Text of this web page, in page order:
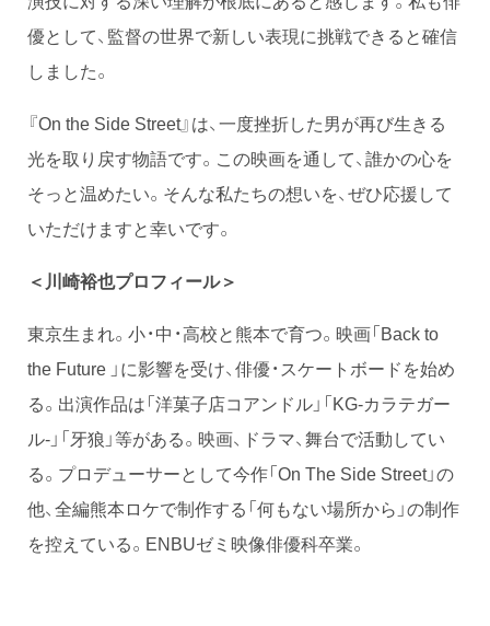
優として、監督の世界で新しい表現に挑戦できると確信
しました。
『On the Side Street』は、一度挫折した男が再び生きる
光を取り戻す物語です。この映画を通して、誰かの心を
そっと温めたい。そんな私たちの想いを、ぜひ応援して
いただけますと幸いです。
＜川崎裕也プロフィール＞
東京生まれ。小・中・高校と熊本で育つ。映画「Back to
the Future 」に影響を受け、俳優・スケートボードを始め
る。出演作品は「洋菓子店コアンドル」「KG-カラテガー
ル-」「牙狼」等がある。映画、ドラマ、舞台で活動してい
る。プロデューサーとして今作「On The Side Street」の
他、全編熊本ロケで制作する「何もない場所から」の制作
を控えている。ENBUゼミ映像俳優科卒業。